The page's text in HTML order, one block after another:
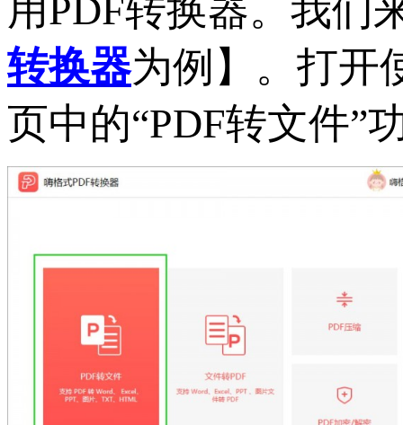
用PDF转换器。我们
转换器为例】。打开
页中的“PDF转文件”